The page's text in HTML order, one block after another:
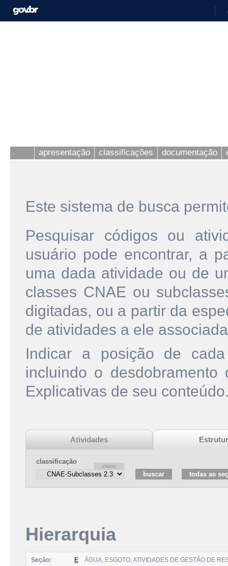
apresentação classificações documentação
Este sistema de busca
Pesquisar códigos ou
usuário pode encontrar, a
uma dada atividade ou de
classes CNAE ou
digitadas, ou a partir da
de atividades a ele
Indicar a posição de
incluindo o
Explicativas de seu
Atividades
classificação
Hierarquia
Seção: E ÁGUA, ESGOTO, ATIVIDADES DE GESTÃO DE